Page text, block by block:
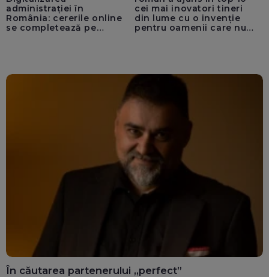
administrației în
România: cererile online
se completează pe
cei mai inovatori tineri
din lume cu o invenție
pentru oamenii care nu
În căutarea partenerului „perfect”